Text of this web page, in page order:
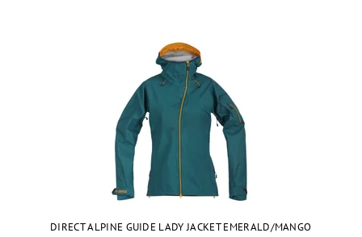
DIRECT ALPINE GUIDE LADY JACKET EMERALD/MANGO